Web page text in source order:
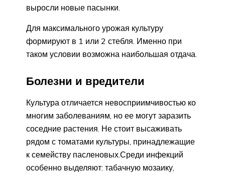
выросли новые пасынки.
Для максимального урожая культуру
формируют в 1 или 2 стебля. Именно при
таком условии возможна наибольшая отдача.
Болезни и вредители
Культура отличается невосприимчивостью ко
многим заболеваниям, но ее могут заразить
соседние растения. Не стоит высаживать
рядом с томатами культуры, принадлежащие
к семейству пасленовых.Среди инфекций
особенно выделяют: табачную мозаику,